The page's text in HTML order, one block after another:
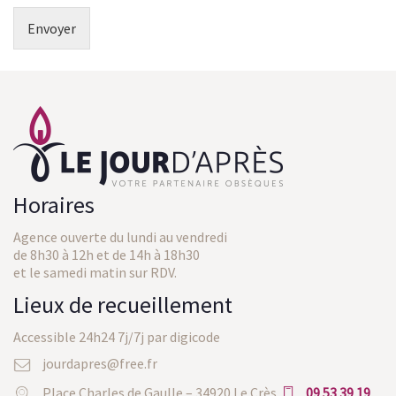
Envoyer
Horaires
Agence ouverte du lundi au vendredi
de 8h30 à 12h et de 14h à 18h30
et le samedi matin sur RDV.
Lieux de recueillement
Accessible 24h24 7j/7j par digicode
jourdapres@free.fr
Place Charles de Gaulle – 34920 Le Crès
09 53 39 19